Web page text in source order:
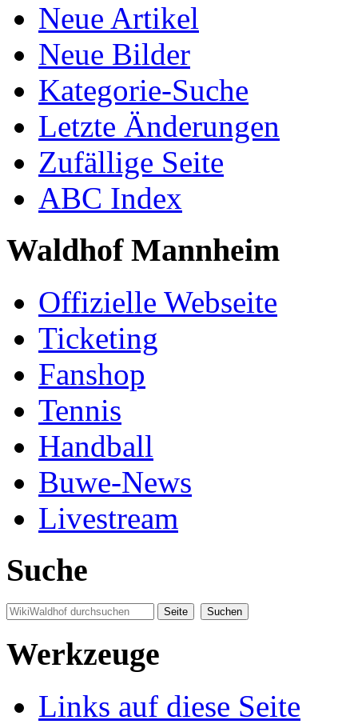
Neue Artikel
Neue Bilder
Kategorie-Suche
Letzte Änderungen
Zufällige Seite
ABC Index
Waldhof Mannheim
Offizielle Webseite
Ticketing
Fanshop
Tennis
Handball
Buwe-News
Livestream
Suche
Werkzeuge
Links auf diese Seite